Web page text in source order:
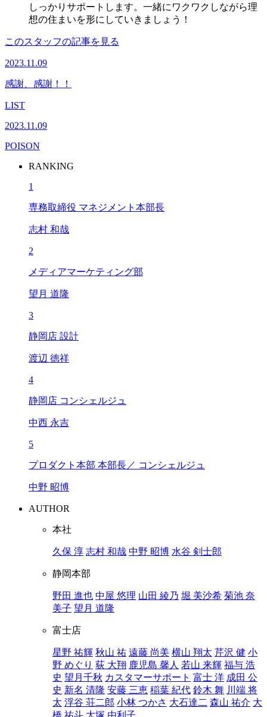
しっかりサポートします。一緒にワクワクしながら理
想の住まいを形にしていきましょう！
このスタッフの記事を見る
2023.11.09
感謝、感謝！！
LIST
2023.11.09
POISON
RANKING
1
専務取締役 マネジメント本部長
志村 和哉
2
メディアマーケティング部
望月 道隆
3
静岡店 設計
渡辺 徳祥
4
静岡店 コンシェルジュ
中西 永吉
5
プロダクト本部 本部長／ コンシェルジュ
中野 昭博
AUTHOR
本社
久保 淳 志村 和哉 中野 昭博 水谷 剣士郎
静岡本部
野田 進也 中屋 悠理 山田 綾乃 堀 美沙希 菊池 奈
美子 望月 道隆
富士店
星野 祐輝 秋山 祐 遠藤 尚美 横山 翔太 芹沢 健 小
野 めぐり 荻 大翔 鹿児島 馨人 若山 来輝 福与 浩
史 望月千秋 カスタマーサポート 富士 洋 成田 公
史 新名 清隆 安藤 三恵 稲葉 紀代 鈴木 舞 川端 将
太 浮谷 荘二郎 小林 つかさ 大石達二 森山 祐介 大
橋 祐斗 大塚 由利子